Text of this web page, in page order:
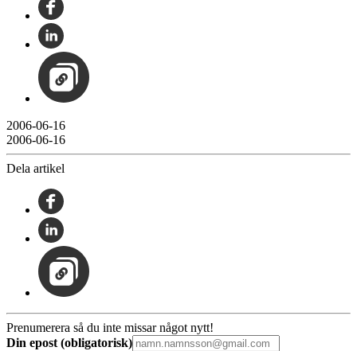
2006-06-16
2006-06-16
Dela artikel
Prenumerera så du inte missar något nytt!
Din epost (obligatorisk)